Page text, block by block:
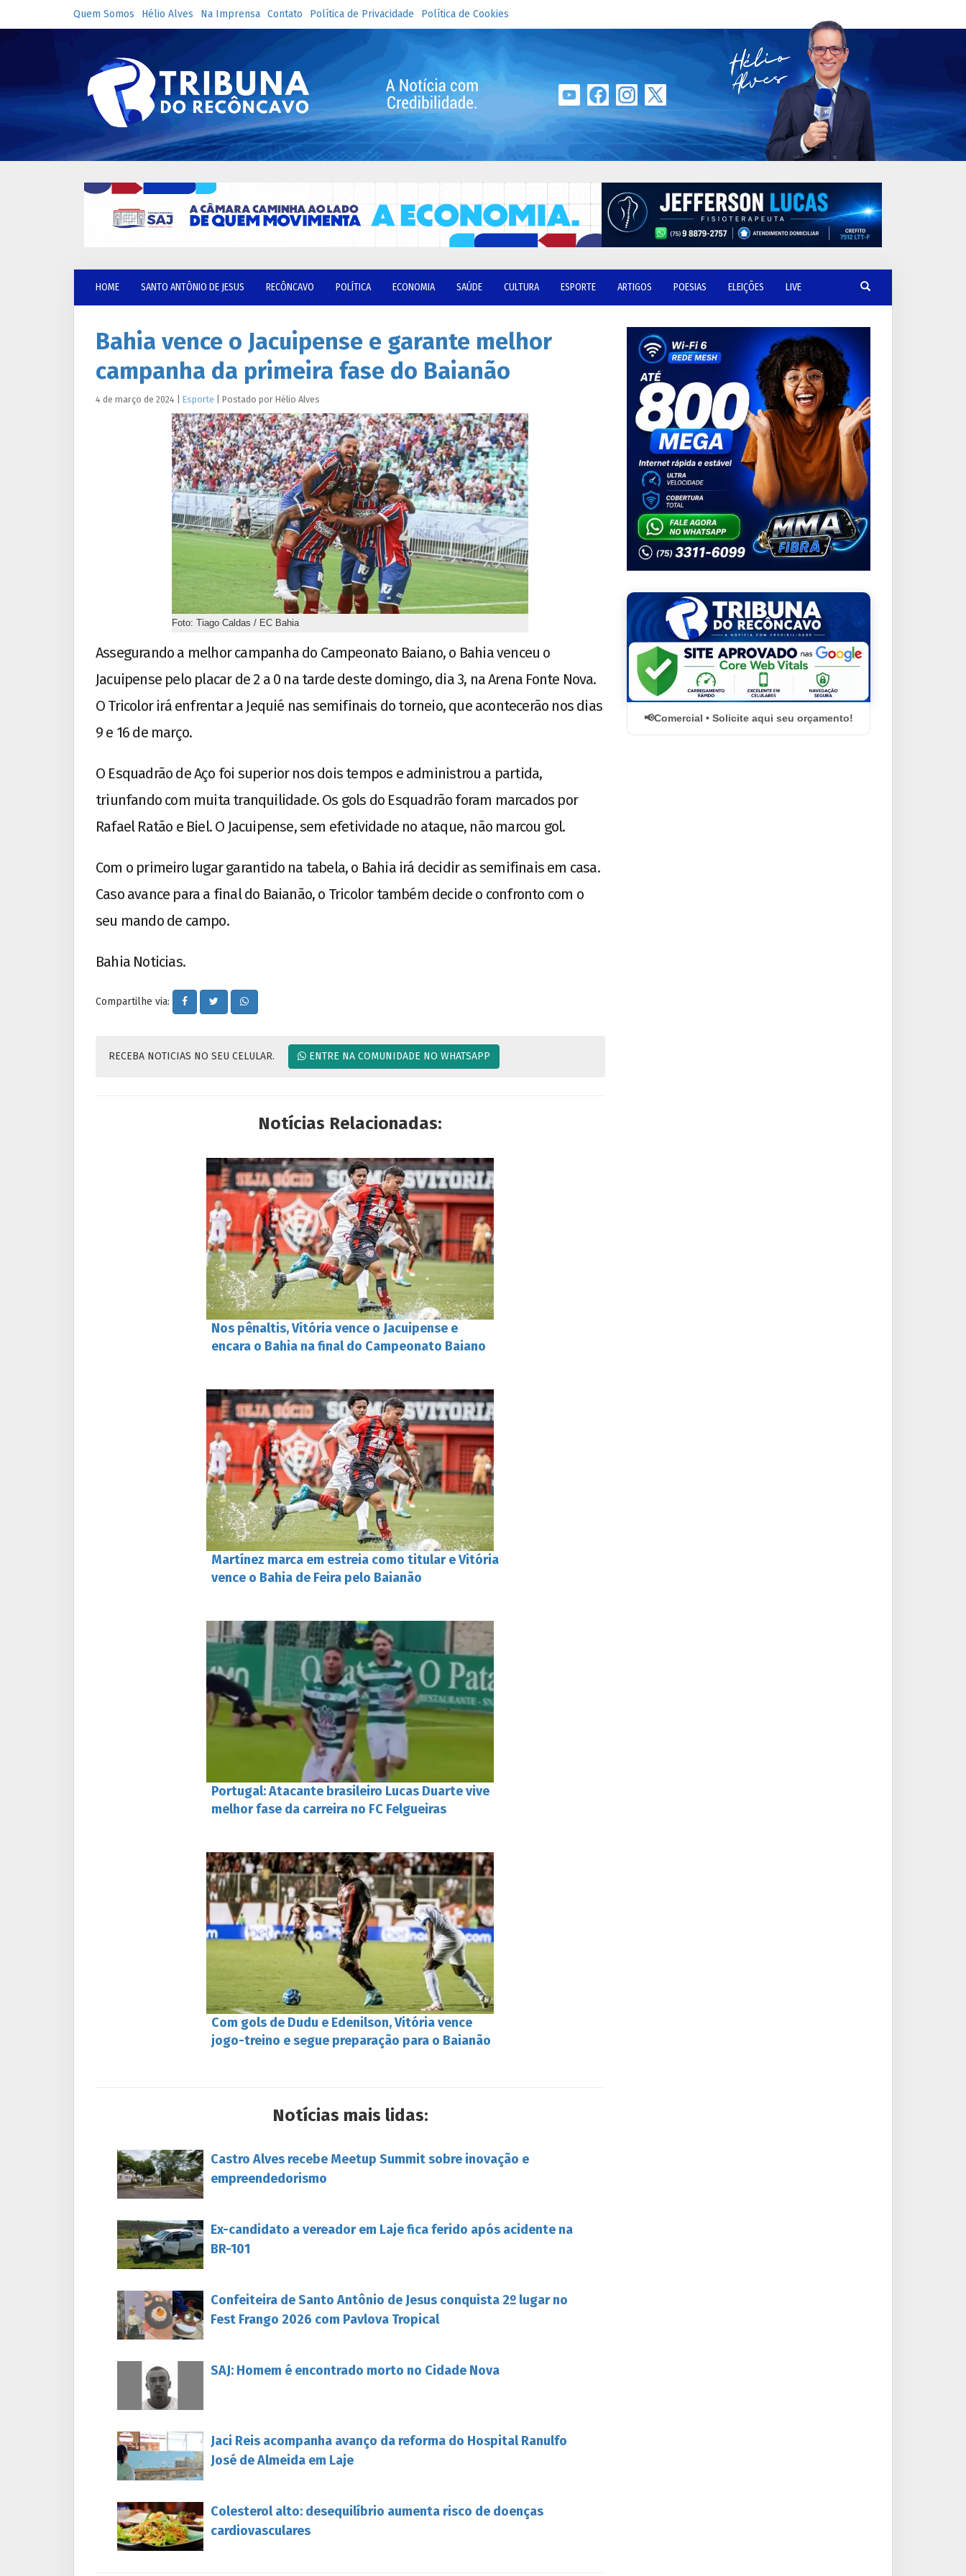
Quem Somos Hélio Alves Na Imprensa Contato Política de Privacidade Política de Cookies
HOME SANTO ANTÔNIO DE JESUS RECÔNCAVO POLÍTICA ECONOMIA SAÚDE CULTURA ESPORTE ARTIGOS POESIAS ELEIÇÕES LIVE
Bahia vence o Jacuipense e garante melhor
campanha da primeira fase do Baianão
4 de março de 2024 Esporte Postado por Hélio Alves
Foto: Tiago Caldas / EC Bahia
Assegurando a melhor campanha do Campeonato Baiano, o Bahia venceu o
Jacuipense pelo placar de 2 a 0 na tarde deste domingo, dia 3, na Arena Fonte Nova.
O Tricolor irá enfrentar a Jequié nas semifinais do torneio, que acontecerão nos dias
9 e 16 de março.
O Esquadrão de Aço foi superior nos dois tempos e administrou a partida,
triunfando com muita tranquilidade. Os gols do Esquadrão foram marcados por
Rafael Ratão e Biel. O Jacuipense, sem efetividade no ataque, não marcou gol.
Com o primeiro lugar garantido na tabela, o Bahia irá decidir as semifinais em casa.
Caso avance para a final do Baianão, o Tricolor também decide o confronto com o
seu mando de campo.
Bahia Noticias.
Compartilhe via:
RECEBA NOTICIAS NO SEU CELULAR. ENTRE NA COMUNIDADE NO WHATSAPP
Notícias Relacionadas:
Nos pênaltis, Vitória vence o Jacuipense e
encara o Bahia na final do Campeonato Baiano
Martínez marca em estreia como titular e Vitória
vence o Bahia de Feira pelo Baianão
Portugal: Atacante brasileiro Lucas Duarte vive
melhor fase da carreira no FC Felgueiras
Com gols de Dudu e Edenilson, Vitória vence
jogo-treino e segue preparação para o Baianão
Notícias mais lidas:
Castro Alves recebe Meetup Summit sobre inovação e
empreendedorismo
Ex-candidato a vereador em Laje fica ferido após acidente na
BR-101
Confeiteira de Santo Antônio de Jesus conquista 2º lugar no
Fest Frango 2026 com Pavlova Tropical
SAJ: Homem é encontrado morto no Cidade Nova
Jaci Reis acompanha avanço da reforma do Hospital Ranulfo
José de Almeida em Laje
Colesterol alto: desequilíbrio aumenta risco de doenças
cardiovasculares
Comercial • Solicite aqui seu orçamento!